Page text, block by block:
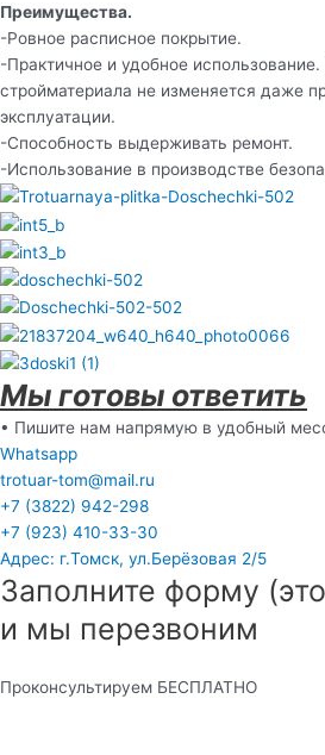
Преимущества.
-Ровное расписное покрытие.
-Практичное и удобное использование.
стройматериала не изменяется даже
эксплуатации.
-Способность выдерживать ремонт.
-Использование в производстве
Мы готовы ответить
• Пишите нам напрямую в удобный
Whatsapp
trotuar-tom@mail.ru
+7 (3822) 942-298
+7 (923) 410-33-30
Адрес: г.Томск, ул.Берёзовая 2/5
Заполните форму
и мы перезвоним
Проконсультируем БЕСПЛАТНО